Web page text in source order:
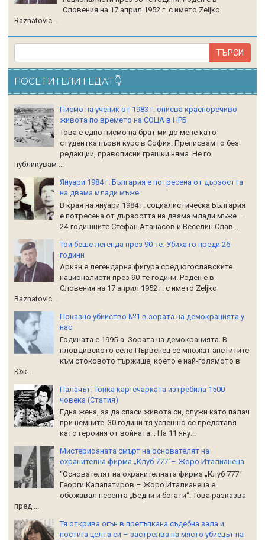
Словения на 17 април 1952 г. с името Zeljko
Raznatoviс...
ПОСЕТИТЕЛИ ГЕДАТ👇
Писмо на ученик от 1983 г. описва красноречиво
живота по времето на СОЦА в НРБ
Това е едно писмо на брат ми до мене като
студентка първи курс в София. Преписвам го без
редакции, правописни грешки няма. Не го
публикувам ...
Януари 1984 г. България е потресена от дързостта
на двама млади мъже.
В края на януари 1984 г. социалистическа България
е потресена от дързостта на двама млади мъже –
24-годишните Стефан Атанасов и Веселин Слав...
Той беше легенда през 90-те. Убиха го преди 26
години
Аркан е легендарна фигура сред югославските
националисти през 90-те години. Роден е в
Словения на 17 април 1952 г. с името Zeljko
Raznatoviс...
Показно убийство №1 в зората на демокрацията у
нас
Годината е 1995-а. Зората на демокрацията. В
пловдивското село Първенец се множат апетитите
към стоковото тържище, което е най-голямото в
Юж...
Палачът: Тонка картечарката изтребила 1500
човека (Статия)
Една жена, за да спаси живота си, служи като палач
при немците. 30 години тя успешно се представя
като героиня от войната... На 11 яну...
Мистериозната смърт на основателят на
охранителна фирма „Клуб 777“– Жоро Италианеца
“Основателят на охранителната фирма „Клуб 777“
Георги Калапатиров – Жоро Италианеца е
обожавал песента „Бедни и богати“. Това разказва
пред ...
Тя открива огън в претъпкана съдебна зала и
постига целта си – застрелва на място убиецът на